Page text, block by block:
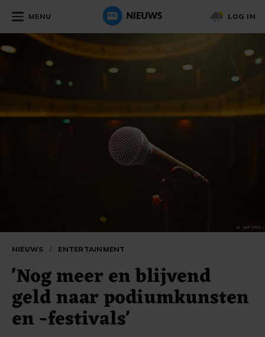
MENU LOG IN
NIEUWS / ENTERTAINMENT
'Nog meer en blijvend
geld naar podiumkunsten
en -festivals'